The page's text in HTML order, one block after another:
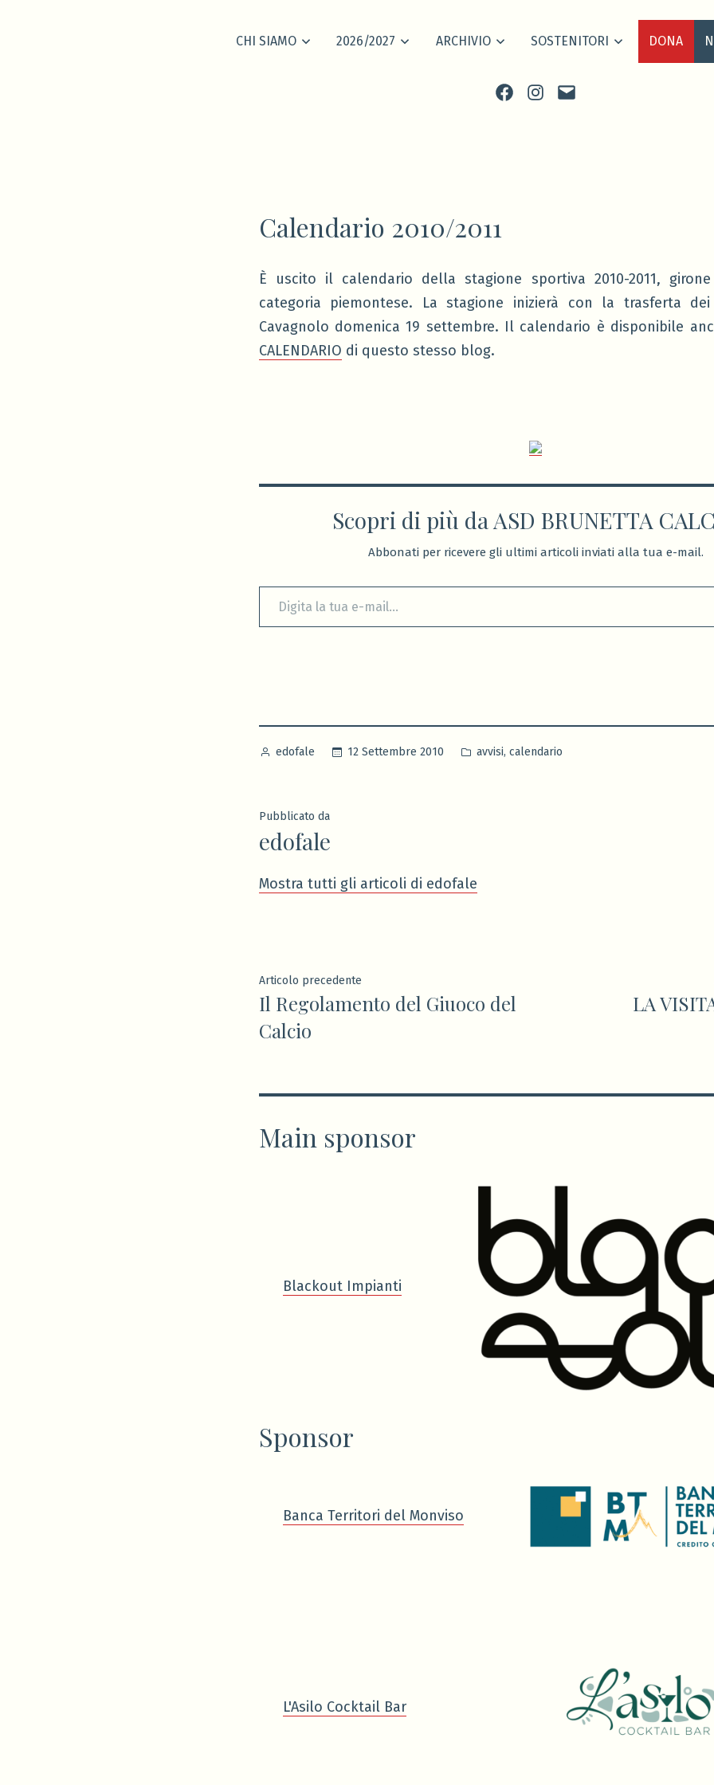
CHI SIAMO 2026/2027 ARCHIVIO SOSTENITORI DONA
FacebookInstagram
scrivi
Calendario 2010/2011
È uscito il calendario della stagione sportiva 2010-2011,
categoria piemontese. La stagione inizierà con la trasferta
Cavagnolo domenica 19 settembre. Il calendario è disponibile
CALENDARIO di questo stesso blog.
Scopri di più da ASD BRUNETTA
Abbonati per ricevere gli ultimi articoli inviati alla tua e-mail.
Digita la tua e-mail...
Pubblicato
edofale 12 Settembre 2010
Pubblicato
avvisi, calendario
Pubblicato da
edofale
Mostra tutti gli articoli di edofale
Navigazione
articoli
Articolo precedenteArticolo
precedente:
Il Regolamento del Giuoco del
Calcio
LA
Main sponsor
Blackout Impianti
Sponsor
Banca Territori del Monviso
L'Asilo Cocktail Bar